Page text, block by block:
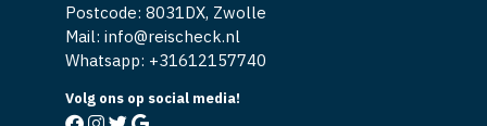
Postcode: 8031DX, Zwolle
Mail: info@reischeck.nl
Whatsapp: +31612157740
Volg ons op social media!